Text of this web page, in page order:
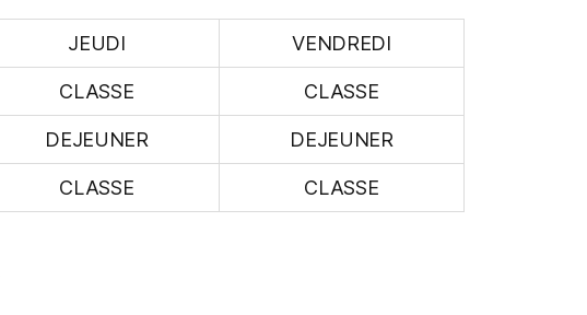
JEUDI VENDREDI
CLASSE CLASSE
DEJEUNER DEJEUNER
CLASSE CLASSE